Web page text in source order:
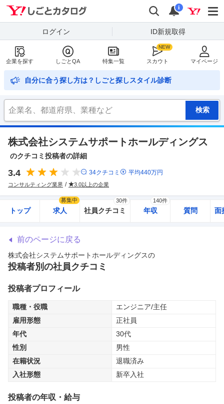
検索
通知
i
ログイン ID新規取得
企業を探す しごとQA 特集一覧 スカウト マイページ
自分に合う探し方は？しごと探しスタイル診断
株式会社システムサポートホールディングス
のクチコミ投稿者の詳細
3.4 34クチコミ 平均440万円
コンサルティング業界 3.0以上の企業
トップ 求人
募集中
社員クチコミ
30件
年収
140件
質問 面
前のページに戻る
株式会社システムサポートホールディングスの
投稿者別の社員クチコミ
投稿者プロフィール
職種・役職
エンジニア/主任
雇用形態
正社員
年代
30代
性別
男性
在籍状況
退職済み
入社形態
新卒入社
投稿者の年収・給与